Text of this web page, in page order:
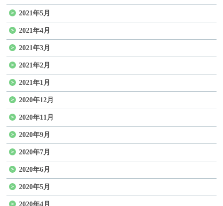
2021年5月
2021年4月
2021年3月
2021年2月
2021年1月
2020年12月
2020年11月
2020年9月
2020年7月
2020年6月
2020年5月
2020年4月